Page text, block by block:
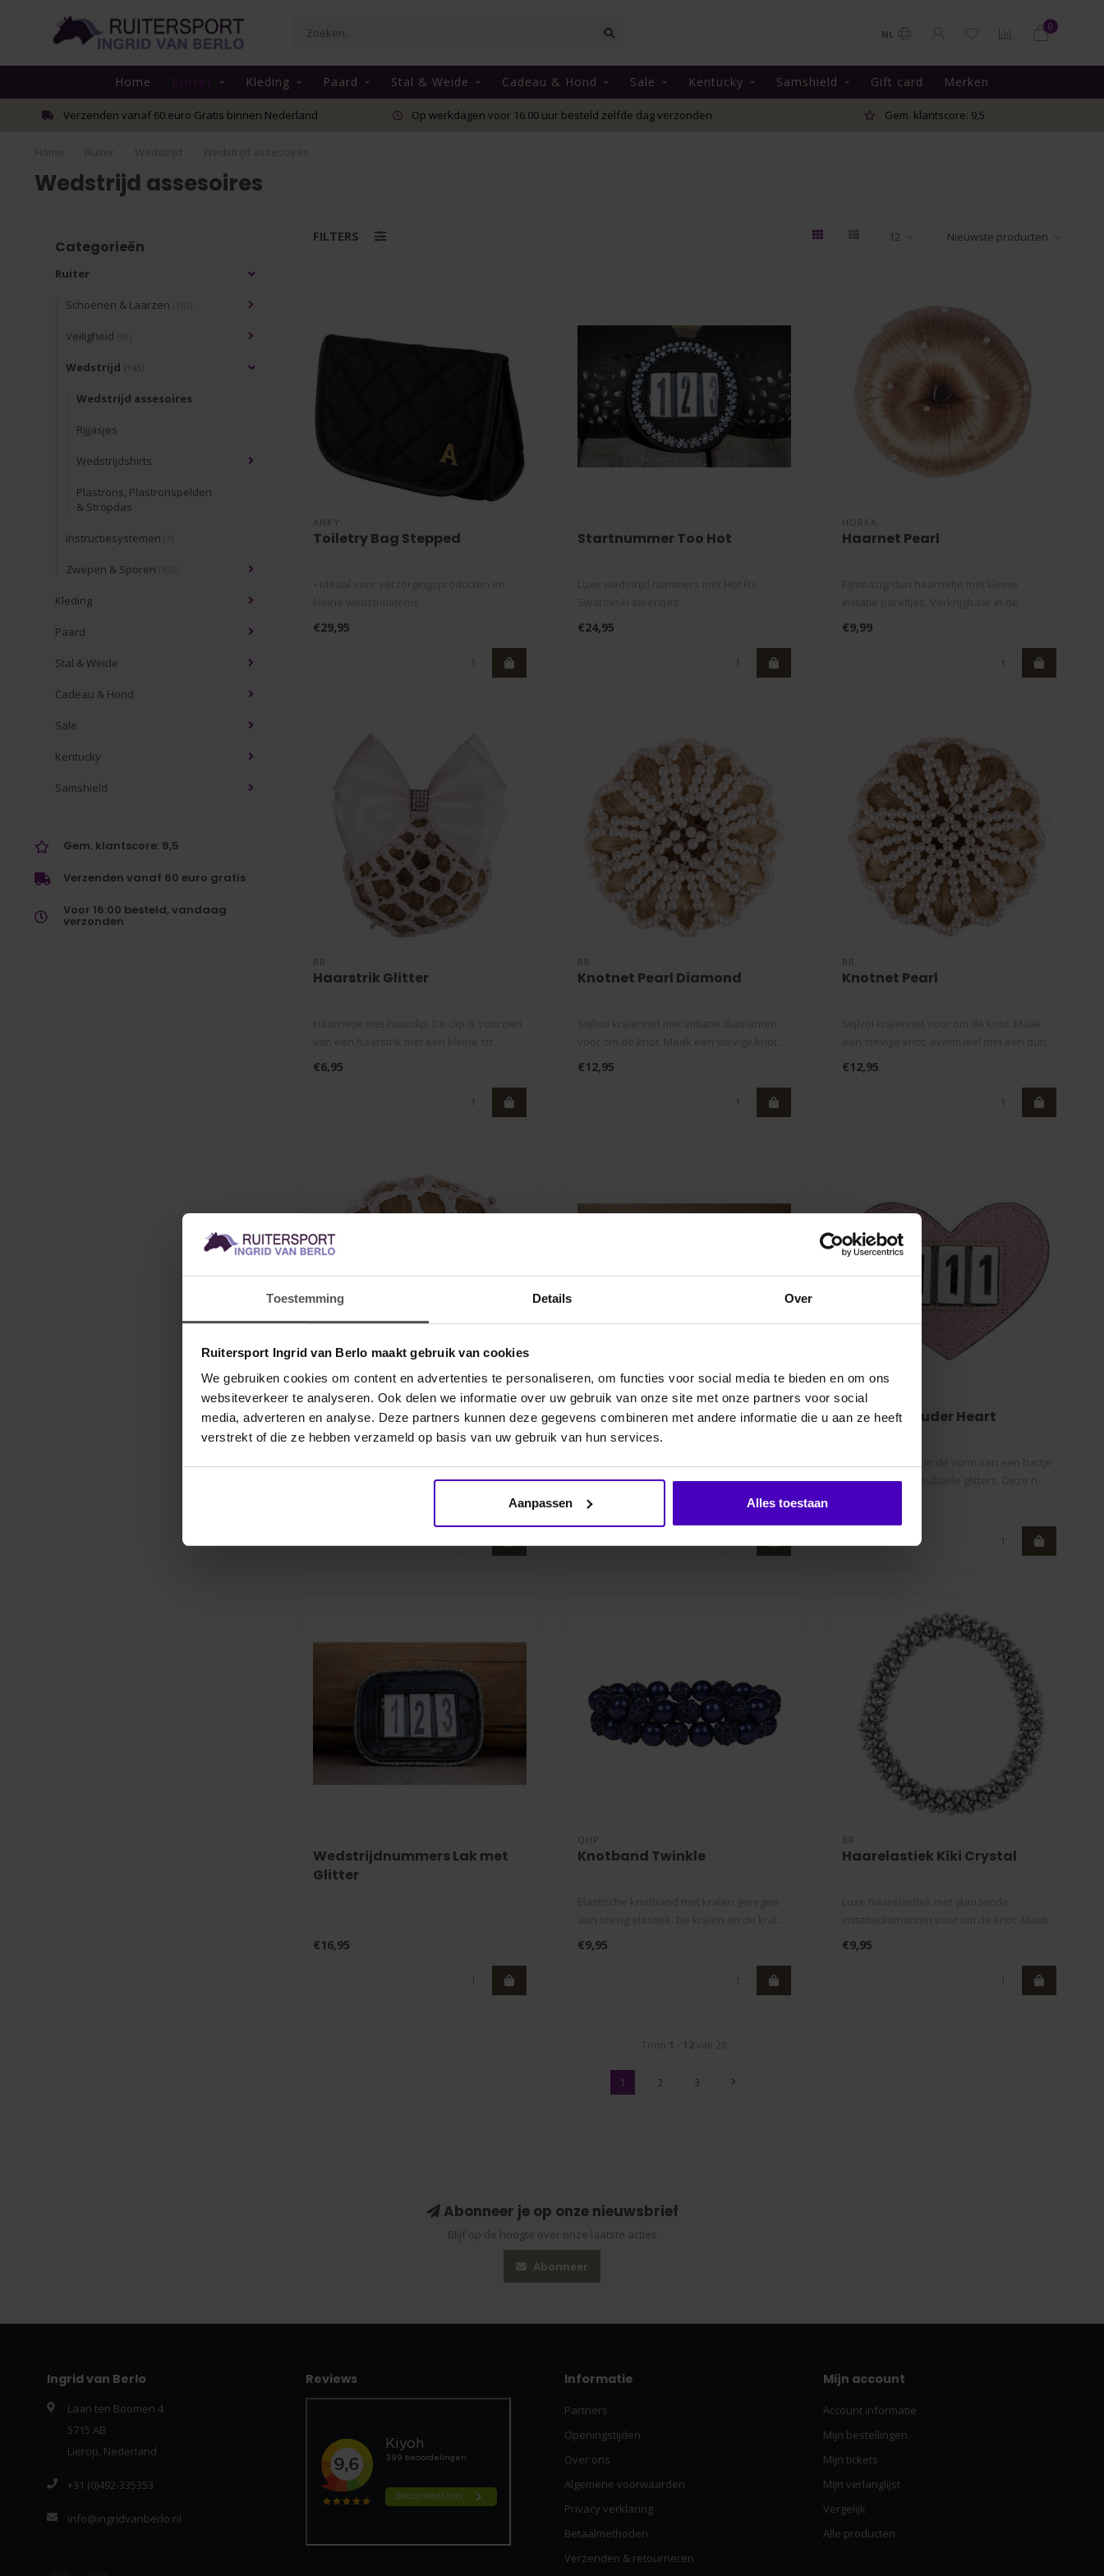
Toestemming Details Over
Ruitersport Ingrid van Berlo maakt gebruik van cookies
We gebruiken cookies om content en advertenties te personaliseren, om functies voor social media te bieden en om ons
websiteverkeer te analyseren. Ook delen we informatie over uw gebruik van onze site met onze partners voor social
media, adverteren en analyse. Deze partners kunnen deze gegevens combineren met andere informatie die u aan ze heeft
verstrekt of die ze hebben verzameld op basis van uw gebruik van hun services.
Aanpassen Alles toestaan
NL
0
Home Kleding Paard Stal & Weide Cadeau & Hond Sale Kentucky Samshield Gift card Merken
Verzenden vanaf 60 euro Gratis binnen Nederland Op werkdagen voor 16.00 uur besteld zelfde dag verzonden Gem. klantscore: 9,5
Wedstrijd assesoires
Categorieën
Ruiter
Schoenen & Laarzen
Veiligheid
Wedstrijd
Wedstrijd assesoires
Rijjasjes
Wedstrijdshirts
Plastrons, Plastronspelden
& Stropdas
Instructiesystemen
Zwepen & Sporen
Kleding
Paard
Stal & Weide
Cadeau & Hond
Sale
Kentucky
Samshield
Gem. klantscore: 9,5
Verzenden vanaf 60 euro gratis
Voor 16:00 besteld, vandaag
verzonden
FILTERS
ANKY
Toiletry Bag Stepped
• Met extra bin..
€29,95
Startnummer Too Hot
uit onze HB Showtime col..
€24,95
HORKA
Haarnet Pearl
kleure..
€9,99
BR
Haarstrik Glitter
€6,95
BR
Knotnet Pearl Diamond
€12,95
BR
Knotnet Pearl
€12,95
BR
Knotnet Diamond
imitatie diamanten. Door een knotnet te
Wedstrijdnummers Hot -Fix
steentjes
uit de HB Showtime collectie...
€24,95
QHP
Nummerhouder Heart
is voorzien van subtiele glitters. Deze n..
Wedstrijdnummers Lak met
Glitter
€16,95
QHP
Knotband Twinkle
€9,95
BR
Haarelastiek Kiki Crystal
een stev..
€9,95
Toon 1 12
1 2 3
Abonneer je op onze nieuwsbrief
Blijf op de hoogte over onze laatste acties
Abonneer
Ingrid van Berlo
Laan ten Boomen 4
5715 AB
Lierop, Nederland
+31 (0)492-335353
info@ingridvanberlo.nl
Reviews Informatie
Partners
Openingstijden
Over ons
Algemene voorwaarden
Privacy verklaring
Betaalmethoden
Verzenden & retourneren
Mijn account
Account informatie
Mijn bestellingen
Mijn tickets
Mijn verlanglijst
Vergelijk
Alle producten